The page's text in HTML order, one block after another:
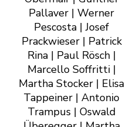
Pallaver | Werner
Pescosta | Josef
Prackwieser | Patrick
Rina | Paul Rösch |
Marcello Soffritti |
Martha Stocker | Elisa
Tappeiner | Antonio
Trampus | Oswald